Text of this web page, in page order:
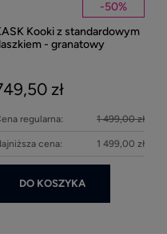
-50%
Kooki z standardowym
- granatowy
zł
regularna: 1 499,00 zł
cena: 1 499,00 zł
DO KOSZYKA